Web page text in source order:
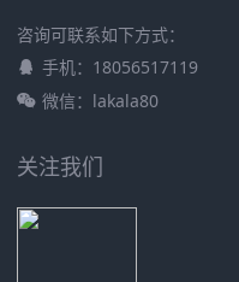
咨询可联系如下方式：
手机：18056517119
微信：lakala80
关注我们